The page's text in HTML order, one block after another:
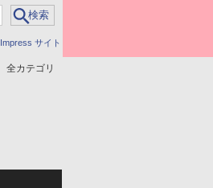
Impress サイト
全カテゴリ